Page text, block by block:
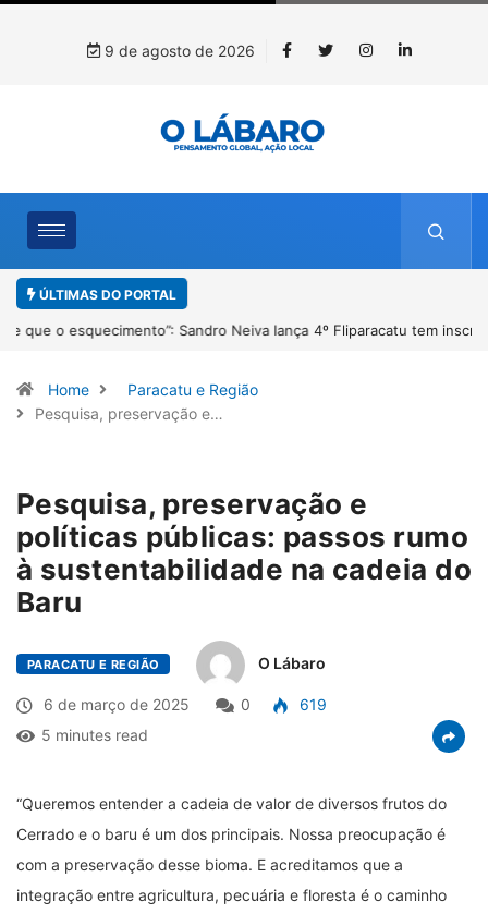
9 de agosto de 2026
ÚLTIMAS DO PORTAL
4º Fliparacatu tem inscrições abertas para o Prêmio de Redação e
Home
Paracatu e Região
Pesquisa, preservação e…
Pesquisa, preservação e
políticas públicas: passos rumo
à sustentabilidade na cadeia do
Baru
PARACATU E REGIÃO O Lábaro
6 de março de 2025 0
619
5 minutes read
“Queremos entender a cadeia de valor de diversos frutos do
Cerrado e o baru é um dos principais. Nossa preocupação é
com a preservação desse bioma. E acreditamos que a
integração entre agricultura, pecuária e floresta é o caminho